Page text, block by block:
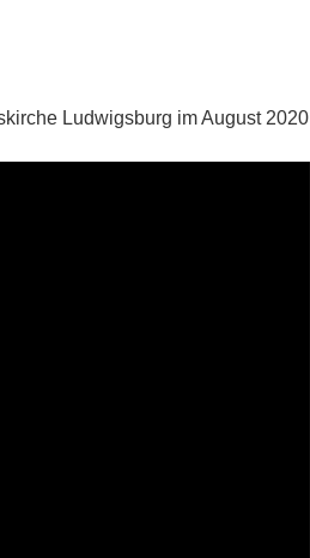
Ludwigsburg im August 2020